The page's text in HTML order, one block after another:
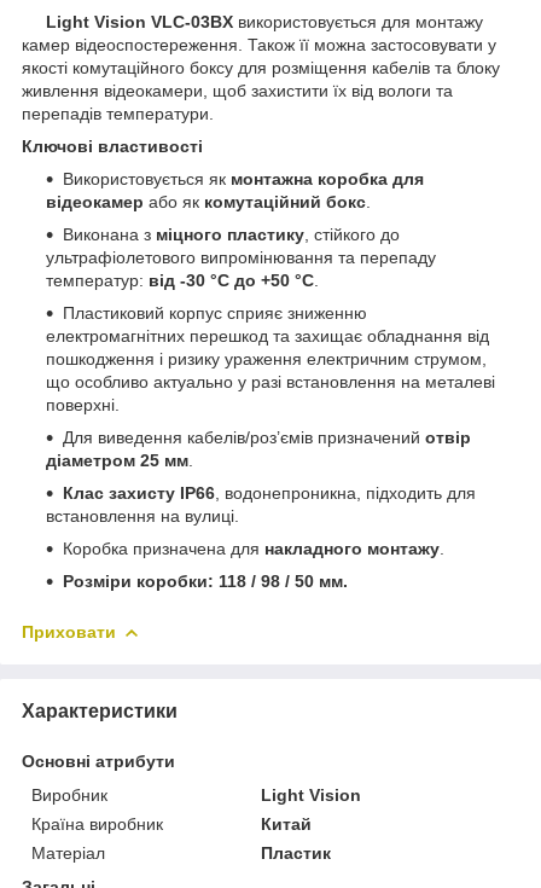
Light Vision VLC-03BX використовується для монтажу
камер відеоспостереження. Також її можна застосовувати у
якості комутаційного боксу для розміщення кабелів та блоку
живлення відеокамери, щоб захистити їх від вологи та
перепадів температури.
Ключові властивості
Використовується як монтажна коробка для
відеокамер або як комутаційний бокс
Виконана з міцного пластику , стійкого до
ультрафіолетового випромінювання та перепаду
температур: від -30 °C до +50 °C
Пластиковий корпус сприяє зниженню
електромагнітних перешкод та захищає обладнання від
пошкодження і ризику ураження електричним струмом,
що особливо актуально у разі встановлення на металеві
поверхні.
Для виведення кабелів/роз’ємів призначений отвір
діаметром 25 мм
Клас захисту IP66 , водонепроникна, підходить для
встановлення на вулиці.
Коробка призначена для накладного монтажу
Розміри коробки: 118 / 98 / 50 мм.
Приховати
Характеристики
Основні атрибути
Виробник
Light Vision
Країна виробник
Китай
Матеріал
Пластик